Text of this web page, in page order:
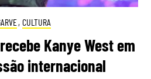
, CULTURA
Kanye West em
internacional